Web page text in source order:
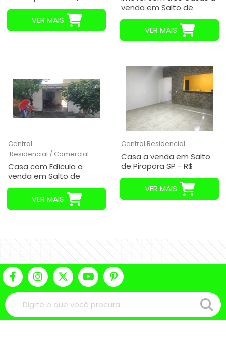
BANDAS
MERCADO DE APOSTAS
420,000,00
VER MAIS
venda em Salto de
Pirapora SP - R$
380,000,00VER MAIS
Central
Residencial / Comercial
Casa com Edícula a
venda em Salto de
Pirapora SP - R$
140,000,00VER MAIS
Central Residencial
Casa a venda em Salto
de Pirapora SP - R$
320,000,00
VER MAIS